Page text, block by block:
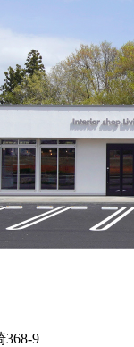
368-9